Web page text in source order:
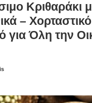
Κριθαράκι
– Χορταστικό
για Όλη την